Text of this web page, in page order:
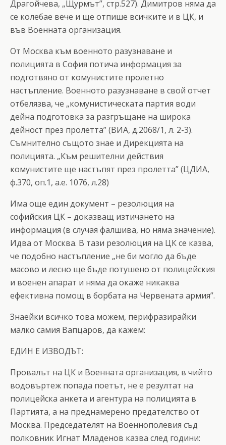
Драгойчева, „Щурмът”, стр.527). Димитров няма да
се колебае вече и ще отпише всичките и в ЦК, и
във Военната организация.
От Москва към военното разузнаване и
полицията в София потича информация за
подготвяно от комунистите пролетно
настъпление. Военното разузнаване в свой отчет
отбелязва, че „комунистическата партия води
дейна подготовка за разгръщане на широка
дейност през пролетта” (ВИА, д.2068/1, л. 2-3).
Съмнително същото знае и Дирекцията на
полицията. „Към решителни действия
комунистите ще настъпят през пролетта” (ЦДИА,
ф.370, оп.1, а.е. 1076, л.28)
Има още един документ – резолюция на
софийския ЦК – доказващ изтичането на
информация (в случая фалшива, но няма значение).
Идва от Москва. В тази резолюция на ЦК се казва,
че подобно настъпление „не би могло да бъде
масово и лесно ще бъде потушено от полицейския
и военен апарат и няма да окаже никаква
ефективна помощ в борбата на Червената армия”.
Знаейки всичко това можем, перифразирайки
малко самия Вапцаров, да кажем:
ЕДИН Е ИЗВОДЪТ:
Провалът на ЦК и Военната организация, в чийто
водовъртеж попада поетът, не е резултат на
полицейска анкета и агентура на полицията в
Партията, а на преднамерено предателство от
Москва. Председателят на Военнополевия съд
полковник Игнат Младенов казва след години: